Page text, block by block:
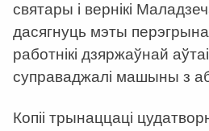
святары і вернікі
дасягнуць мэты
работнікі дзяржаўнай
суправаджалі машыны з
Копіі трынаццаці